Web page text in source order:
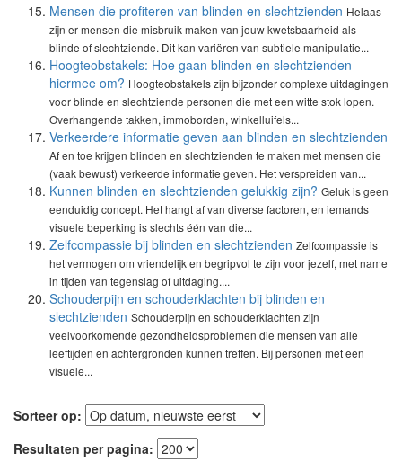
Mensen die profiteren van blinden en slechtzienden Helaas
zijn er mensen die misbruik maken van jouw kwetsbaarheid als
blinde of slechtziende. Dit kan variëren van subtiele manipulatie...
Hoogteobstakels: Hoe gaan blinden en slechtzienden
hiermee om? Hoogteobstakels zijn bijzonder complexe uitdagingen
voor blinde en slechtziende personen die met een witte stok lopen.
Overhangende takken, immoborden, winkelluifels...
Verkeerdere informatie geven aan blinden en slechtzienden
Af en toe krijgen blinden en slechtzienden te maken met mensen die
(vaak bewust) verkeerde informatie geven. Het verspreiden van...
Kunnen blinden en slechtzienden gelukkig zijn? Geluk is geen
eenduidig concept. Het hangt af van diverse factoren, en iemands
visuele beperking is slechts één van die...
Zelfcompassie bij blinden en slechtzienden Zelfcompassie is
het vermogen om vriendelijk en begripvol te zijn voor jezelf, met name
in tijden van tegenslag of uitdaging....
Schouderpijn en schouderklachten bij blinden en
slechtzienden Schouderpijn en schouderklachten zijn
veelvoorkomende gezondheidsproblemen die mensen van alle
leeftijden en achtergronden kunnen treffen. Bij personen met een
visuele...
Sorteer op:
Resultaten per pagina: